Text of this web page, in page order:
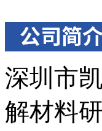
深圳市
解材料